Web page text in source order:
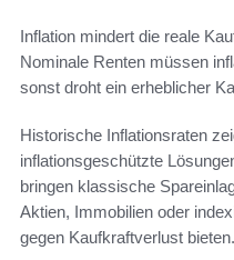
Inflation mindert die reale
Nominale Renten müssen
sonst droht ein erheblicher
Historische Inflationsraten
inflationsgeschützte
bringen klassische
Aktien, Immobilien oder
gegen Kaufkraftverlust bieten.